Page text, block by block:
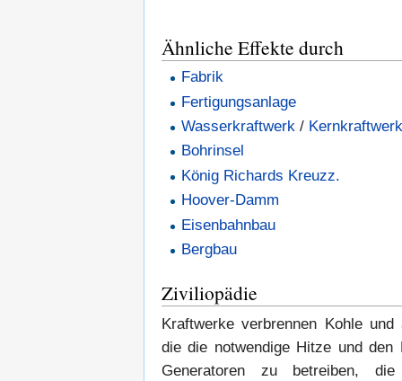
Ähnliche Effekte durch
Fabrik
Fertigungsanlage
Wasserkraftwerk /
Bohrinsel
König Richards Kreuzz.
Hoover-Damm
Eisenbahnbau
Bergbau
Ziviliopädie
Kraftwerke verbrennen Kohle
die die notwendige Hitze und den
Generatoren zu betreiben,